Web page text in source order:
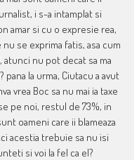
i s-a intamplat si
amar si cu o expresie rea,
se exprima fatis, asa cum
atunci nu pot decat sa ma
la urma, Ciutacu a avut
vrea Boc sa nu mai ia taxe
pe noi, restul de 73%, in
oameni care ii blameaza
acestia trebuie sa nu isi
si voi la fel ca el?